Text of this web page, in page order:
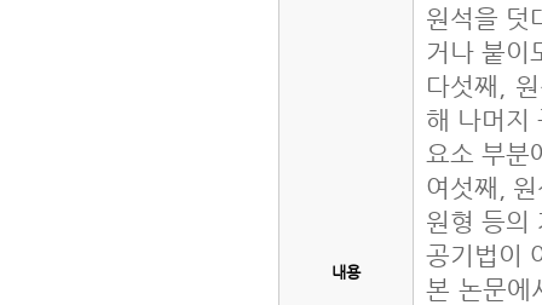
내용
원석을 덧
거나 붙이
다섯째,
해 나머지
요소 부분
여섯째,
원형 등의
공기법이
본 논문에